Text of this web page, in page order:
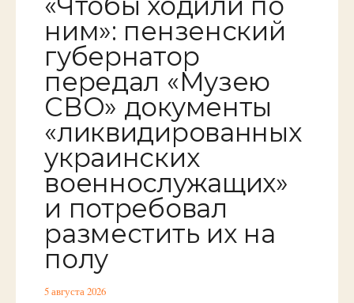
ним»: пензенский
губернатор
передал «Музею
СВО» документы
«ликвидированных
украинских
военнослужащих»
и потребовал
разместить их на
полу
5 августа 2026